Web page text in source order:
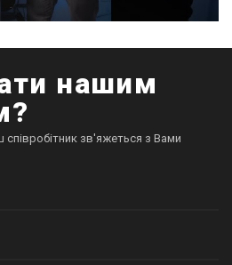
нашим
співробітник зв'яжеться з Вами